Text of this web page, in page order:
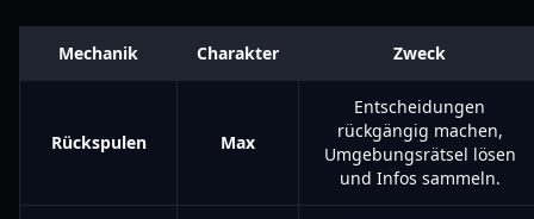
Mechanik Charakter Zweck
Rückspulen Max
Entscheidungen
rückgängig machen,
Umgebungsrätsel lösen
und Infos sammeln.